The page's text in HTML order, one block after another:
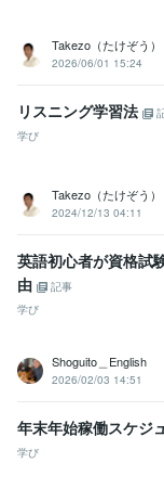
Takezo（たけぞう）
2026/06/01 15:24
リスニング学習法
学び
Takezo（たけぞう）
2024/12/13 04:11
英語初心者が資格試
由
記事
学び
Shoguito＿English
2026/02/03 14:51
年末年始稼働スケジ
学び